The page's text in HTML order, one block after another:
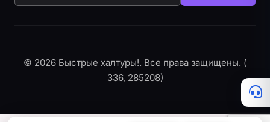
© 2026 Быстрые халтуры!. Все права защищены. (
336, 285208)